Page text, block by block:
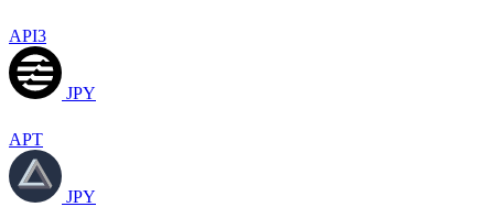
API3
JPY
APT
JPY